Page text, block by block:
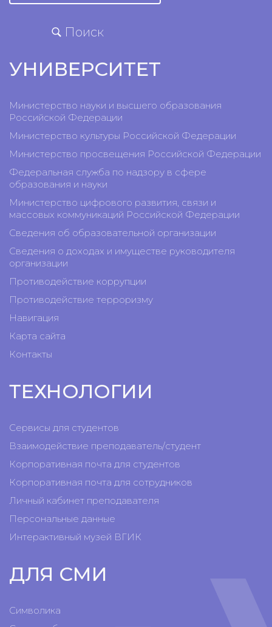
Поиск
УНИВЕРСИТЕТ
Министерство науки и высшего образования
Российской Федерации
Министерство культуры Российской Федерации
Министерство просвещения Российской Федерации
Федеральная служба по надзору в сфере
образования и науки
Министерство цифрового развития, связи и
массовых коммуникаций Российской Федерации
Сведения об образовательной организации
Сведения о доходах и имуществе руководителя
организации
Противодействие коррупции
Противодействие терроризму
Навигация
Карта сайта
Контакты
ТЕХНОЛОГИИ
Сервисы для студентов
Взаимодействие преподаватель/студент
Корпоративная почта для студентов
Корпоративная почта для сотрудников
Личный кабинет преподавателя
Персональные данные
Интерактивный музей ВГИК
ДЛЯ СМИ
Символика